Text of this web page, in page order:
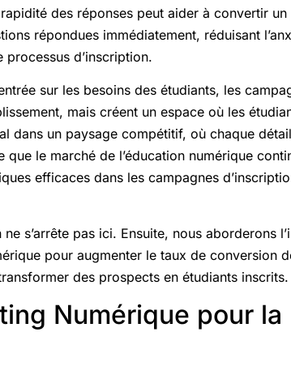
des réponses peut aider à convertir
répondues immédiatement, réduisant
processus d’inscription.
sur les besoins des étudiants, les
mais créent un espace où les
dans un paysage compétitif, où chaque
le marché de l’éducation numérique
efficaces dans les campagnes
s’arrête pas ici. Ensuite, nous aborderons
pour augmenter le taux de conversion
des prospects en étudiants inscrits.
Numérique pour la